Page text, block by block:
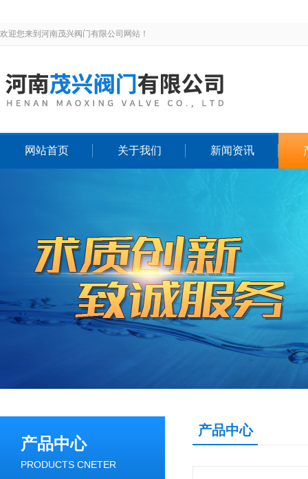
欢迎您来到河南茂兴阀门有限公司网站！
网站首页 关于我们 新闻资讯
产品中心
PRODUCTS CNETER
产品中心